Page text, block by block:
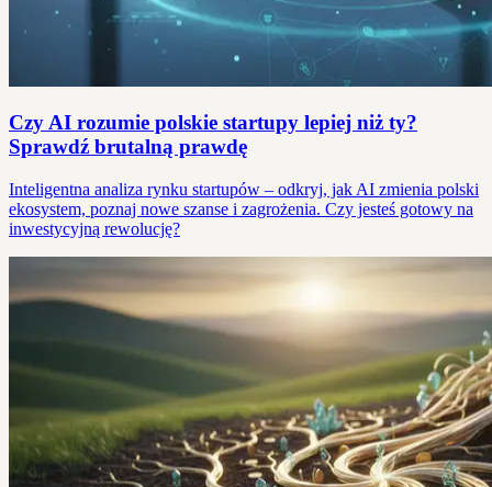
Czy AI rozumie polskie startupy lepiej niż ty?
Sprawdź brutalną prawdę
Inteligentna analiza rynku startupów – odkryj, jak AI zmienia polski
ekosystem, poznaj nowe szanse i zagrożenia. Czy jesteś gotowy na
inwestycyjną rewolucję?